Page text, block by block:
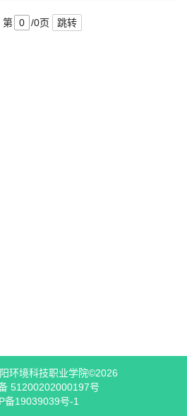
第 /0页 跳转
环境科技职业学院©2026
51200202000197号
备19039039号-1